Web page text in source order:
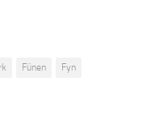
Fünen
Fyn